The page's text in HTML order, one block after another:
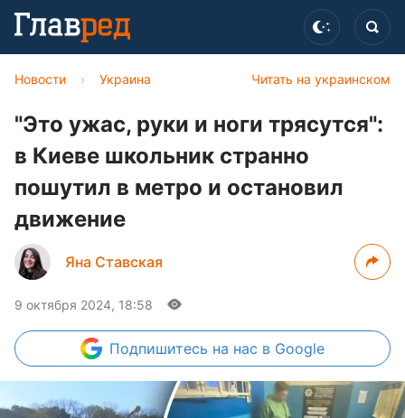
Читать на украинском
Новости › Украина
"Это ужас, руки и ноги трясутся":
в Киеве школьник странно
пошутил в метро и остановил
движение
Яна Ставская
9 октября 2024, 18:58
Подпишитесь на нас в Google